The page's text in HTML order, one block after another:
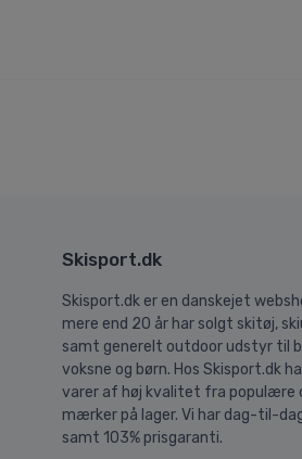
Skisport.dk
Skisport.dk er en danskejet
mere end 20 år har solgt skitøj,
samt generelt outdoor udstyr til
voksne og børn. Hos Skisport.dk
varer af høj kvalitet fra populære
mærker på lager. Vi har dag-til-
samt 103% prisgaranti.